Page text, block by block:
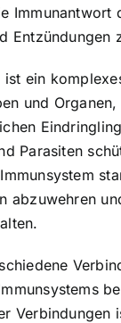
Immunantwort
Entzündungen
ist ein
und
Parasiten
abzuwehren
Verbindungen